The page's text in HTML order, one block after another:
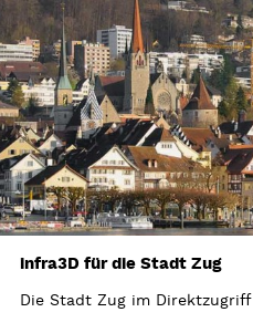
infra3D für die Stadt Zug
Die Stadt Zug im Direktzugriff